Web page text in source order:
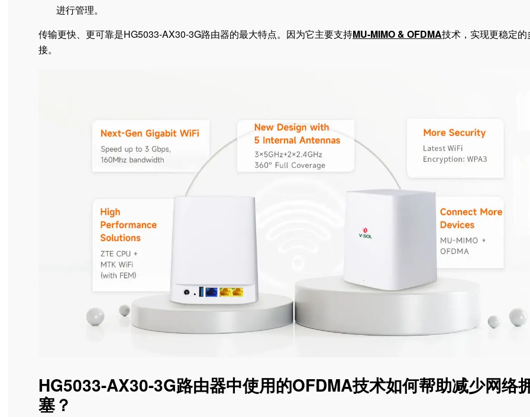
进行管理。
传输更快、更可靠是HG5033-AX30-3G路由器的最大特点。因为它主要支持MU-MIMO & OFDMA技术，实现更稳定的
接。
HG5033-AX30-3G路由器中使用的OFDMA技术如何帮助减少网络
塞？